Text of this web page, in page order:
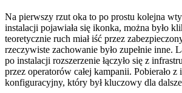
Na pierwszy rzut oka to po prostu kolejna
instalacji pojawiała się ikonka, można było
teoretycznie ruch miał iść przez
rzeczywiste zachowanie było zupełnie inne.
po instalacji rozszerzenie łączyło się z
przez operatorów całej kampanii. Pobierało
konfiguracyjny, który był kluczowy dla